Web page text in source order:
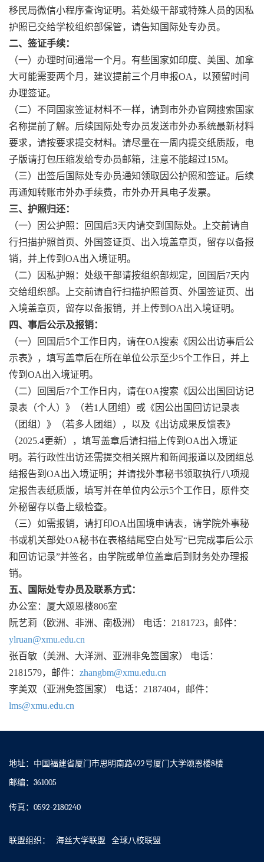
移民局微信小程序查询证明。若处级干部或特殊人员的因私
护照已交给学校组织部保管，请告知国际处专办员。
二、签证手续：
（一）办理时间通常一个月。有些国家如印度、美国、加拿
大可能需要两个月，建议提前三个月申报OA，以预留时间
办理签证。
（二）不同国家签证材料不一样，请到市外办官网搜索国家
名称提前了解。后续国际处专办员发送市外办系统最新材料
要求，请按要求提交材料。请尽量在一周内提交纸质版，电
子版请打包压缩发给专办员邮箱，注意不能超过15M。
（三）出签后国际处专办员通知领取因公护照和签证。后续
再通知转账市外办手续费，市外办开具电子发票。
三、护照归还：
（一）因公护照：回国后3天内请交到国际处。上交前请自
行扫描护照首页、外国签证页、出入境盖章页，留存以备报
销，并上传到OA出入境证明。
（二）因私护照：处级干部请按组织部规定，回国后7天内
交给组织部。上交前请自行扫描护照首页、外国签证页、出
入境盖章页，留存以备报销，并上传到OA出入境证明。
四、事后公示及报销：
（一）回国后5个工作日内，请在OA搜索《因公出访事后公
示表》，填写盖章后在所在单位公示至少5个工作日，并上
传到OA出入境证明。
（二）回国后7个工作日内，请在OA搜索《因公出国回访记
录表（个人）》（若1人团组）或《因公出国回访记录表
（团组）》（若多人团组），以及《出访成果反馈表》
（2025.4更新），填写盖章后请扫描上传到OA出入境证
明。 若行政性出访还需提交相关照片和新闻报道以及团组总
结报告到OA出入境证明；并请找外事秘书领取执行八项规
定报告表纸质版，填写并在单位内公示5个工作日，原件交
外秘留存以备上级检查。
（三）如需报销，请打印OA出国境申请表，请学院外事秘
书或机关部处OA秘书在表格结尾空白处写“已完成事后公示
和回访记录”并签名，由学院或单位盖章后到财务处办理报
销。
五、国际处专办员及联系方式：
办公室：厦大颂恩楼806室
阮艺莉（欧洲、非洲、南极洲） 电话：2181723，邮件：
ylruan@xmu.edu.cn
张百敏（美洲、大洋洲、亚洲非免签国家） 电话：
2181579，邮件： zhangbm@xmu.edu.cn
李美双（亚洲免签国家） 电话：2187404，邮件：
lms@xmu.edu.cn
地址：中国福建省厦门市思明南路422号厦门大学颂恩楼8楼
邮编：361005
传真：0592-2180240
联盟组织： 海丝大学联盟 全球八校联盟